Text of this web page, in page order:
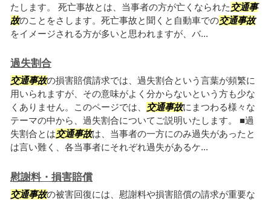
たします。 死亡事故とは、当事者の方が亡くなられた交通事
故のことをさします。死亡事故と聞くと自動車での交通事故
をイメージされる方が多いと思われますが、バ...
過失割合
交通事故の損害賠償請求では、過失割合という言葉が頻繁に
用いられますが、その意味がよく分からないという方も少な
くありません。このページでは、 交通事故にまつわる様々な
テーマの中から、過失割合についてご説明いたします。 ■過
失割合とは交通事故は、当事者の一方にのみ過失があったと
は言い難く、各当事者にそれぞれ過失があるケ...
慰謝料・損害賠償
交通事故の被害回復には、慰謝料や損害賠償の請求が重要な